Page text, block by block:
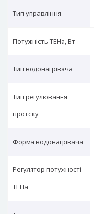
Тип управління
Потужність ТЕНа, Вт
Тип водонагрівача
Тип регулювання
протоку
Форма водонагрівача
Регулятор потужності
ТЕНа